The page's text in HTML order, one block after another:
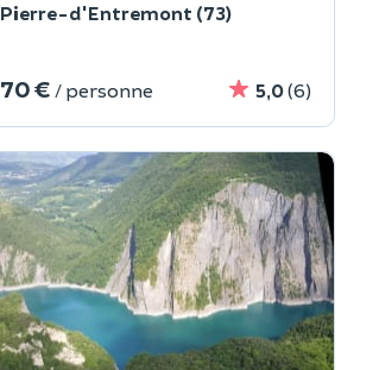
Pierre-d'Entremont (73)
70 € / personne 5,0(6)